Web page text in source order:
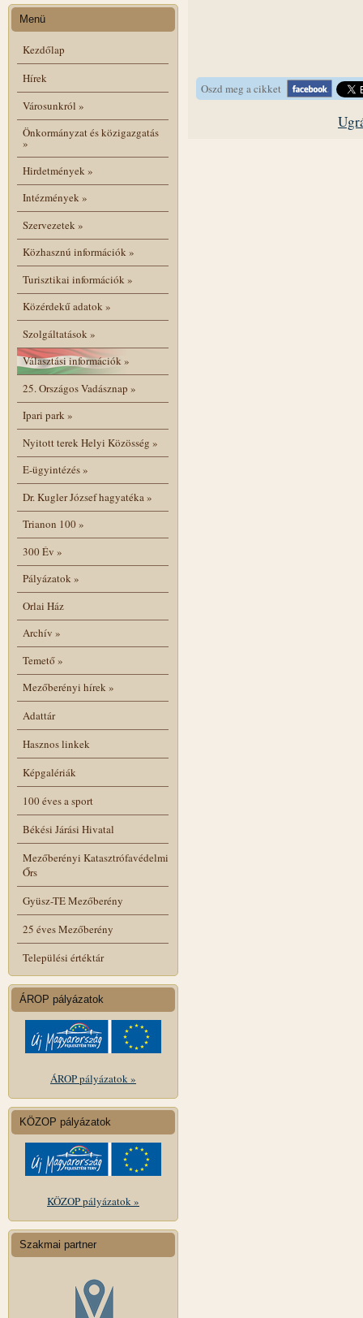
Menü
Kezdőlap
Hírek
Városunkról »
Önkormányzat és közigazgatás
»
Hirdetmények»
Intézmények»
Szervezetek»
Közhasznú információk»
Turisztikai információk»
Közérdekű adatok»
Szolgáltatások»
Választási információk»
25. Országos Vadásznap »
Ipari park»
Nyitott terek Helyi Közösség »
E-ügyintézés»
Dr. Kugler József hagyatéka»
Trianon 100»
300 Év »
Pályázatok»
Orlai Ház
Archív »
Temető»
Mezőberényi hírek»
Adattár
Hasznos linkek
Képgalériák
100 éves a sport
Békési Járási Hivatal
Mezőberényi Katasztrófavédelmi
Őrs
Gyüsz-TE Mezőberény
25 éves Mezőberény
Települési értéktár
ÁROP pályázatok
ÁROP pályázatok »
KÖZOP pályázatok
KÖZOP pályázatok »
Szakmai partner
Oszd meg a cikket